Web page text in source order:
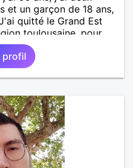
et un garçon de 18 ans,
quitté le Grand Est
toulousaine, pour
et personnelle. Séparé,
avec une
Sincérité,
d'esprit sont, à
long terme. Si vous
quelques mots, je vous
profil